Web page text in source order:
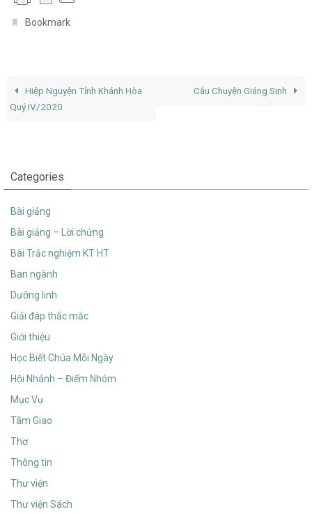
Bookmark
Hiệp Nguyện Tỉnh Khánh Hòa
Quý IV/2020
Câu Chuyện Giáng Sinh
Categories
Bài giảng
Bài giảng – Lời chứng
Bài Trắc nghiệm KT HT
Ban ngành
Dưỡng linh
Giải đáp thắc mắc
Giới thiệu
Học Biết Chúa Mỗi Ngày
Hội Nhánh – Điểm Nhóm
Mục Vụ
Tâm Giao
Thơ
Thông tin
Thư viện
Thư viện Sách